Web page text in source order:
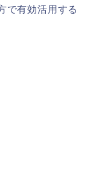
で有効活用する